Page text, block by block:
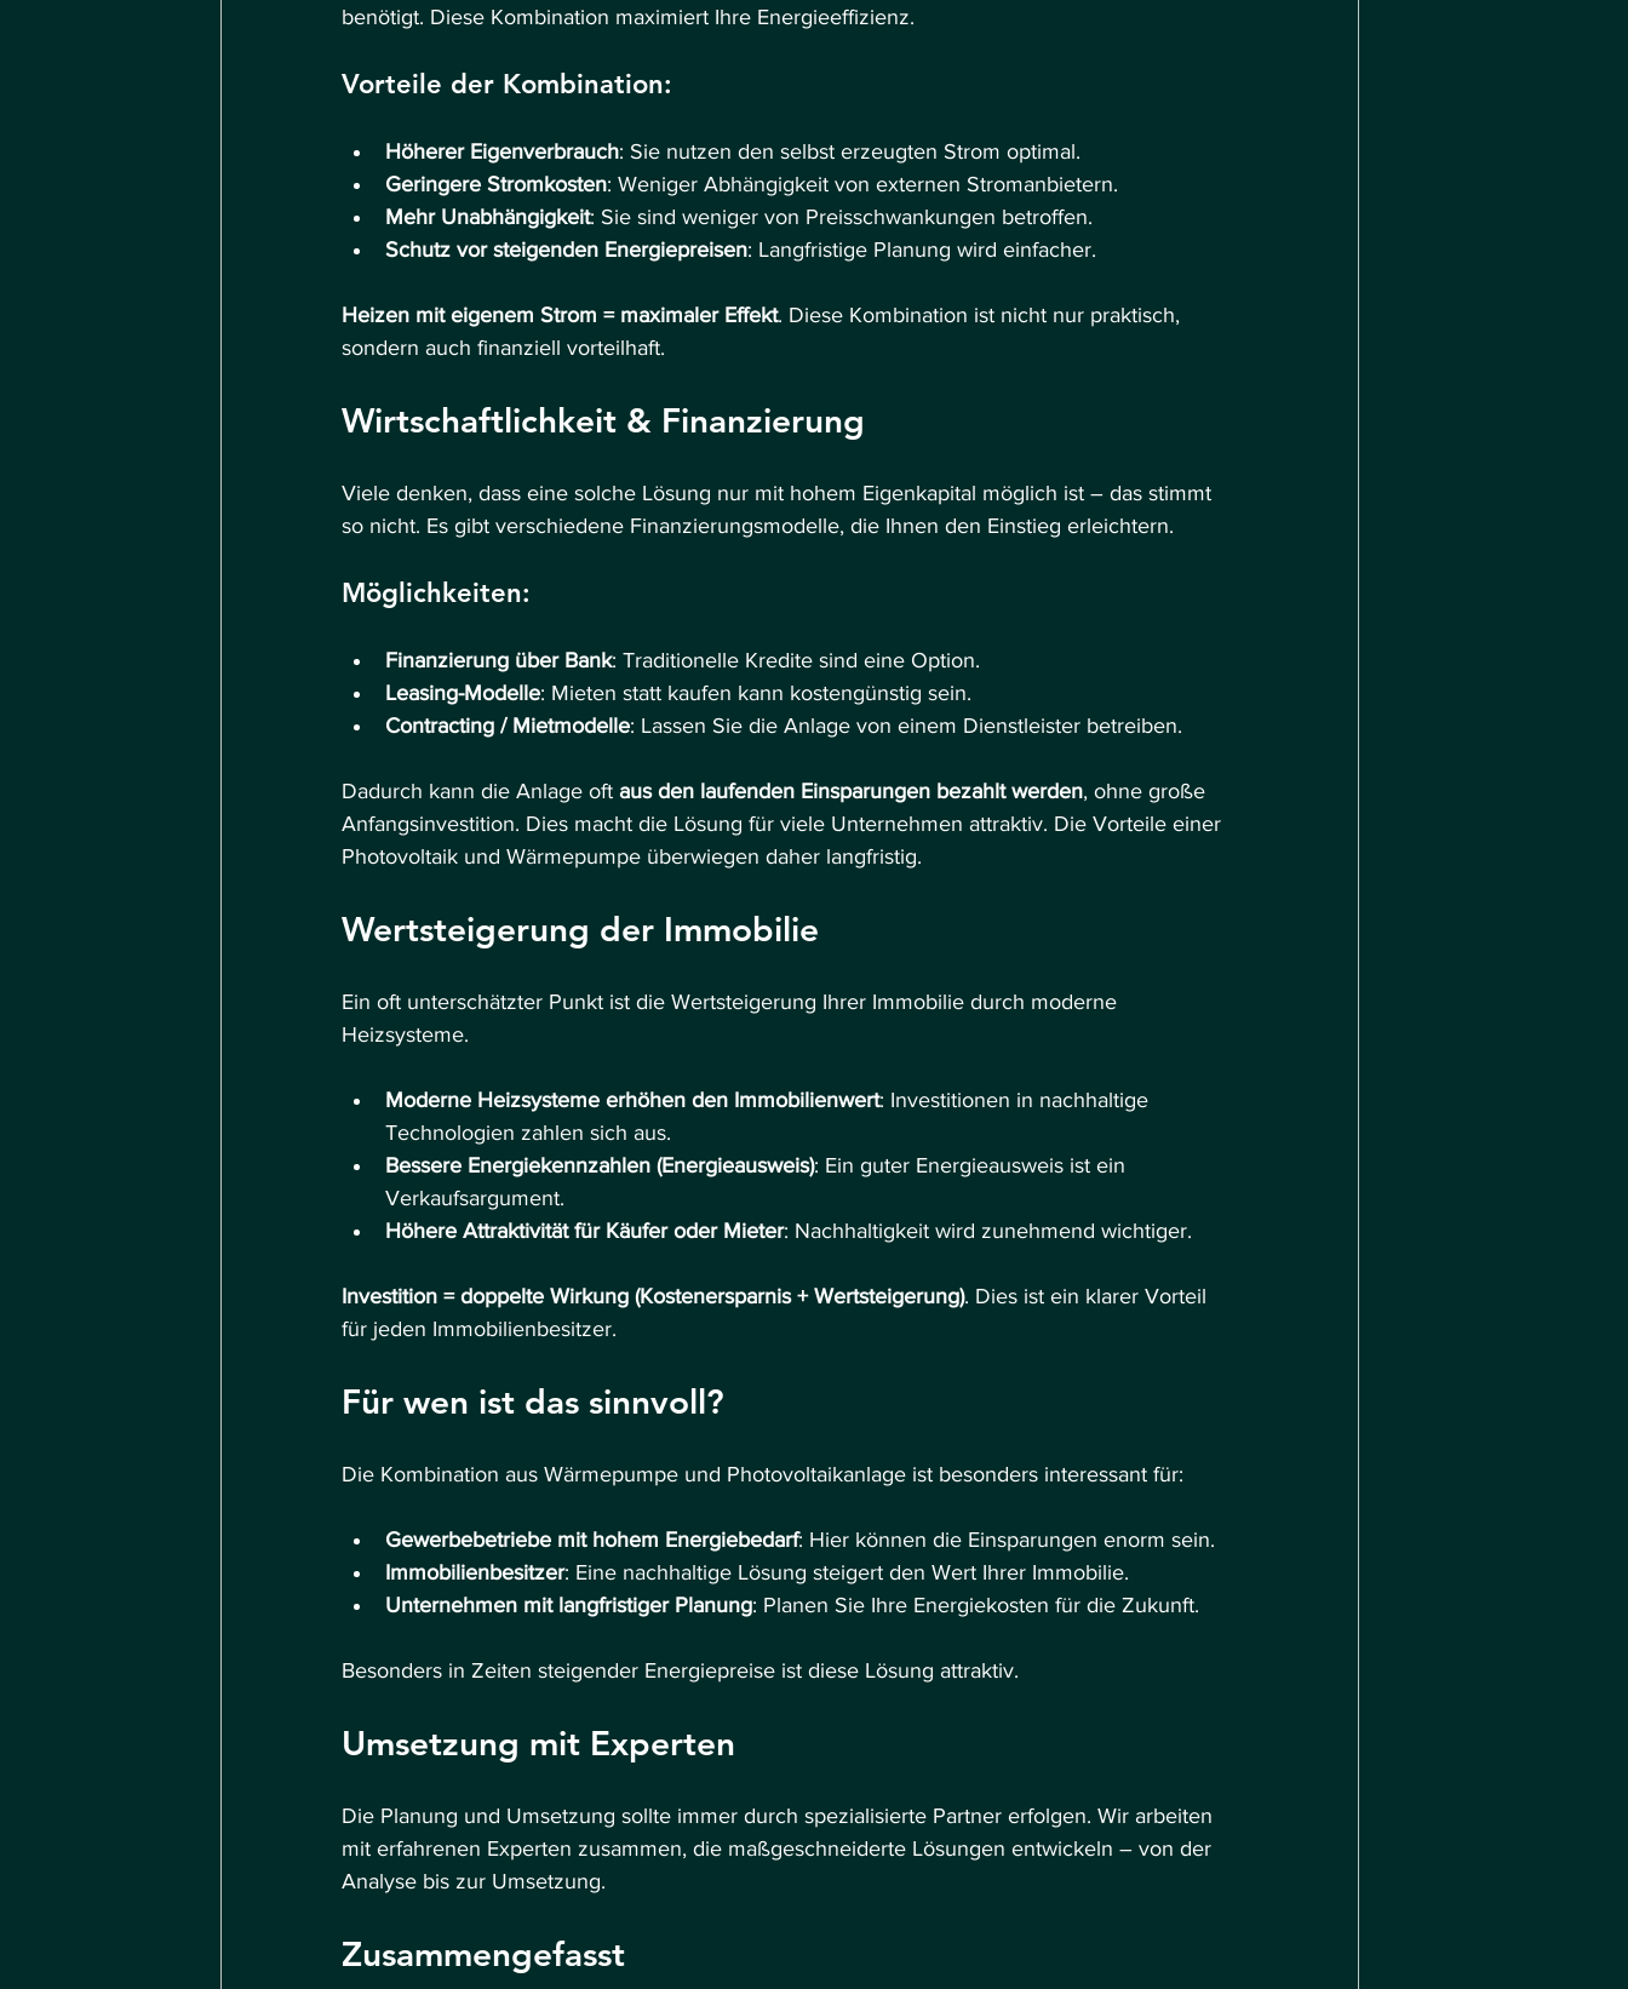
benötigt. Diese Kombination maximiert Ihre Energieeffizienz.
Vorteile der Kombination:
Höherer Eigenverbrauch: Sie nutzen den selbst erzeugten Strom optimal.
Geringere Stromkosten: Weniger Abhängigkeit von externen Stromanbietern.
Mehr Unabhängigkeit: Sie sind weniger von Preisschwankungen betroffen.
Schutz vor steigenden Energiepreisen: Langfristige Planung wird einfacher.
Heizen mit eigenem Strom = maximaler Effekt. Diese Kombination ist nicht nur praktisch,
sondern auch finanziell vorteilhaft.
Wirtschaftlichkeit & Finanzierung
Viele denken, dass eine solche Lösung nur mit hohem Eigenkapital möglich ist – das stimmt
so nicht. Es gibt verschiedene Finanzierungsmodelle, die Ihnen den Einstieg erleichtern.
Möglichkeiten:
Finanzierung über Bank: Traditionelle Kredite sind eine Option.
Leasing-Modelle: Mieten statt kaufen kann kostengünstig sein.
Contracting / Mietmodelle: Lassen Sie die Anlage von einem Dienstleister betreiben.
Dadurch kann die Anlage oft aus den laufenden Einsparungen bezahlt werden, ohne große
Anfangsinvestition. Dies macht die Lösung für viele Unternehmen attraktiv. Die Vorteile einer
Photovoltaik und Wärmepumpe überwiegen daher langfristig.
Wertsteigerung der Immobilie
Ein oft unterschätzter Punkt ist die Wertsteigerung Ihrer Immobilie durch moderne
Heizsysteme.
Moderne Heizsysteme erhöhen den Immobilienwert: Investitionen in nachhaltige
Technologien zahlen sich aus.
Bessere Energiekennzahlen (Energieausweis): Ein guter Energieausweis ist ein
Verkaufsargument.
Höhere Attraktivität für Käufer oder Mieter: Nachhaltigkeit wird zunehmend wichtiger.
Investition = doppelte Wirkung (Kostenersparnis + Wertsteigerung). Dies ist ein klarer Vorteil
für jeden Immobilienbesitzer.
Für wen ist das sinnvoll?
Die Kombination aus Wärmepumpe und Photovoltaikanlage ist besonders interessant für:
Gewerbebetriebe mit hohem Energiebedarf: Hier können die Einsparungen enorm sein.
Immobilienbesitzer: Eine nachhaltige Lösung steigert den Wert Ihrer Immobilie.
Unternehmen mit langfristiger Planung: Planen Sie Ihre Energiekosten für die Zukunft.
Besonders in Zeiten steigender Energiepreise ist diese Lösung attraktiv.
Umsetzung mit Experten
Die Planung und Umsetzung sollte immer durch spezialisierte Partner erfolgen. Wir arbeiten
mit erfahrenen Experten zusammen, die maßgeschneiderte Lösungen entwickeln – von der
Analyse bis zur Umsetzung.
Zusammengefasst